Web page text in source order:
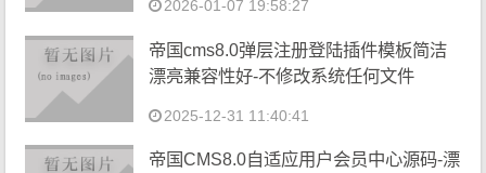
2026-01-07 19:58:27
帝国cms8.0弹层注册登陆插件模板简洁
漂亮兼容性好-不修改系统任何文件
2025-12-31 11:40:41
帝国CMS8.0自适应用户会员中心源码-漂